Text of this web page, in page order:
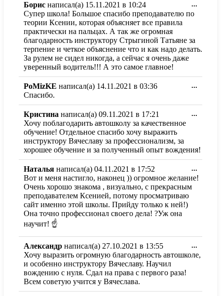
Борис написал(а) 15.11.2021 в 10:24
Супер школа! Большое спасибо преподавателю по
теории Ксении, которая объясняет все правила
практически на пальцах. А так же огромная
благодарность инструктору Стрыгиной Татьяне за
терпение и четкое объяснение что и как надо делать.
За рулем не сидел никогда, а сейчас я очень даже
уверенный водитель!!! А это самое главное!
...
PoMizKE написал(а) 14.11.2021 в 03:36
Спасибо.
...
в
Кристина написал(а) 09.11.2021 в 17:21
Хочу поблагодарить автошколу за качественное
обучение! Отдельное спасибо хочу выражить
инструктору Вячеславу за профессионализм, за
хорошее обучение и за полученный опыт вождения!
...
Наталья написал(а) 04.11.2021 в 17:52
Вот и меня настигло, наконец )) огромное желание!
Очень хорошо знакома , визуально, с прекрасным
преподавателем Ксенией, потому просматриваю
сайт именно этой школы. Прийду только к ней!)
Она точно профессионал своего дела! ?Уж она
научит! ☝
...
этот
Александр написал(а) 27.10.2021 в 13:55
Хочу выразить огромную благодарность автошколе,
и особенно инструктору Вячеславу. Научил
вождению с нуля. Сдал на права с первого раза!
Всем советую учится у Вячеслава.
...
этот